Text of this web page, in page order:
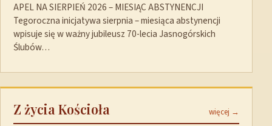
APEL NA SIERPIEŃ 2026 – MIESIĄC ABSTYNENCJI
Tegoroczna inicjatywa sierpnia – miesiąca abstynencji
wpisuje się w ważny jubileusz 70-lecia Jasnogórskich
Ślubów…
Z życia Kościoła więcej →